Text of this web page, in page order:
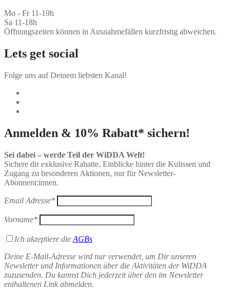
Mo - Fr 11-19h
Sa 11-18h
Öffnungszeiten können in Ausnahmefällen kurzfristig abweichen.
Lets get social
Folge uns auf Deinem liebsten Kanal!
Anmelden & 10% Rabatt* sichern!
Sei dabei – werde Teil der WiDDA Welt!
Sichere dir exklusive Rabatte, Einblicke hinter die Kulissen und
Zugang zu besonderen Aktionen, nur für Newsletter-
Abonnent:innen.
Email Adresse*
Vorname*
Ich akzeptiere die AGBs
Deine E-Mail-Adresse wird nur verwendet, um Dir unseren
Newsletter und Informationen über die Aktivitäten der WiDDA
zuzusenden. Du kannst Dich jederzeit über den im Newsletter
enthaltenen Link abmelden.